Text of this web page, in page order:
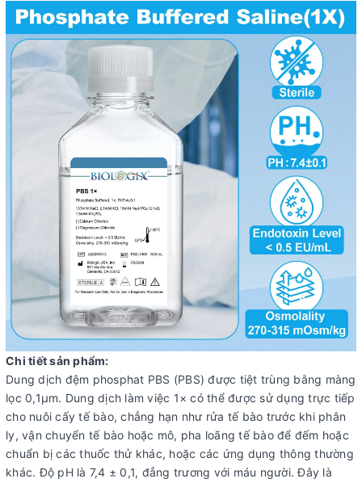
Chi tiết sản phẩm:
Dung dịch đệm phosphat PBS (PBS) được tiệt trùng bằng màng
lọc 0,1μm. Dung dịch làm việc 1× có thể được sử dụng trực tiếp
cho nuôi cấy tế bào, chẳng hạn như rửa tế bào trước khi phân
ly, vận chuyển tế bào hoặc mô, pha loãng tế bào để đếm hoặc
chuẩn bị các thuốc thử khác, hoặc các ứng dụng thông thường
khác. Độ pH là 7,4 ± 0,1, đẳng trương với máu người. Đây là